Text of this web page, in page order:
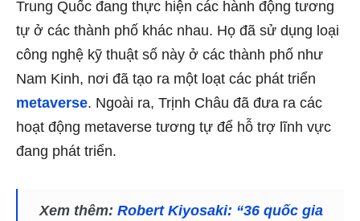
Trung Quốc đang thực hiện các hành động tương
tự ở các thành phố khác nhau. Họ đã sử dụng loại
công nghệ kỹ thuật số này ở các thành phố như
Nam Kinh, nơi đã tạo ra một loạt các phát triển
metaverse. Ngoài ra, Trịnh Châu đã đưa ra các
hoạt động metaverse tương tự để hỗ trợ lĩnh vực
đang phát triển.
Xem thêm: Robert Kiyosaki: “36 quốc gia